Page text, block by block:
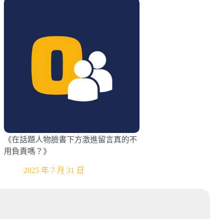
《在話題人物臉書下方激進留言真的不
用負責嗎？》
2025 年 7 月 31 日